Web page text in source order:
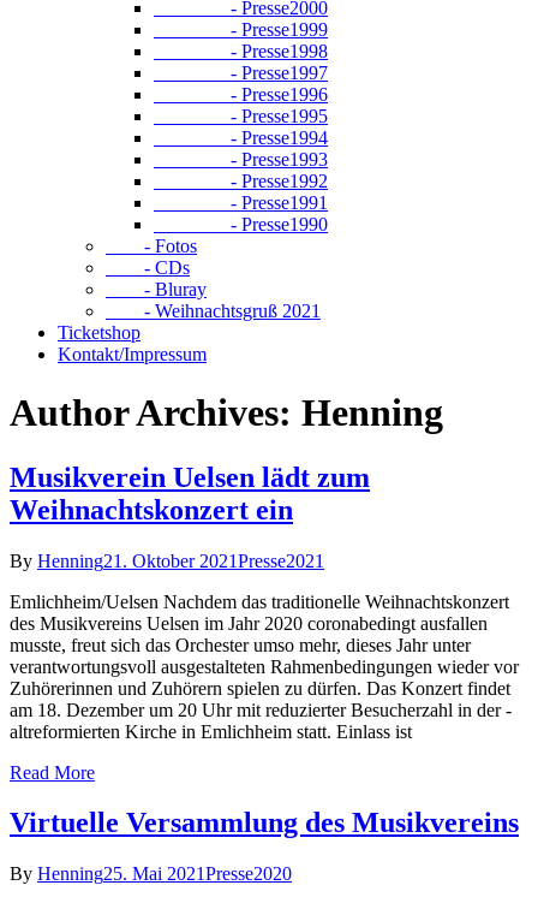
- Presse2000
- Presse1999
- Presse1998
- Presse1997
- Presse1996
- Presse1995
- Presse1994
- Presse1993
- Presse1992
- Presse1991
- Presse1990
- Fotos
- CDs
- Bluray
- Weihnachtsgruß 2021
Ticketshop
Kontakt/Impressum
Author Archives: Henning
Musikverein Uelsen lädt zum
Weihnachtskonzert ein
By Henning21. Oktober 2021Presse2021
Emlichheim/Uelsen Nachdem das traditionelle Weihnachtskonzert
des Musikvereins Uelsen im Jahr 2020 coronabedingt ausfallen
musste, freut sich das Orchester umso mehr, dieses Jahr unter
verantwortungsvoll ausgestalteten Rahmenbedingungen wieder vor
Zuhörerinnen und Zuhörern spielen zu dürfen. Das Konzert findet
am 18. Dezember um 20 Uhr mit reduzierter Besucherzahl in der -
altreformierten Kirche in Emlichheim statt. Einlass ist
Read More
Virtuelle Versammlung des Musikvereins
By Henning25. Mai 2021Presse2020